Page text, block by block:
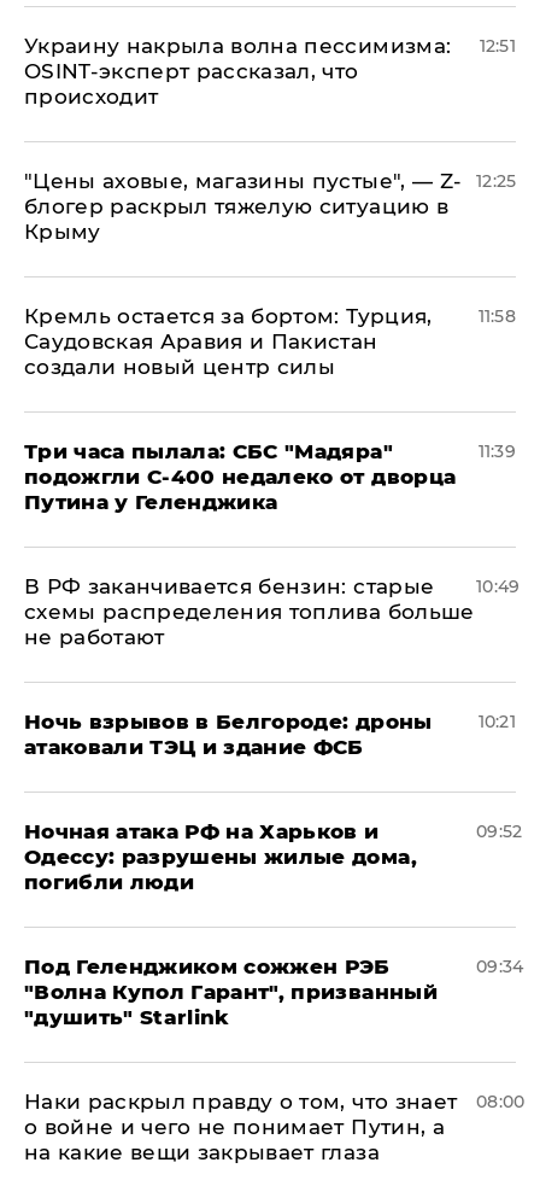
​Украину накрыла волна пессимизма:
OSINT-эксперт рассказал, что
происходит
12:51
​"Цены аховые, магазины пустые", — Z-
блогер раскрыл тяжелую ситуацию в
Крыму
12:25
​Кремль остается за бортом: Турция,
Саудовская Аравия и Пакистан
создали новый центр силы
11:58
Три часа пылала: СБС "Мадяра"
подожгли С-400 недалеко от дворца
Путина у Геленджика
11:39
​В РФ заканчивается бензин: старые
схемы распределения топлива больше
не работают
10:49
​Ночь взрывов в Белгороде: дроны
атаковали ТЭЦ и здание ФСБ
10:21
​Ночная атака РФ на Харьков и
Одессу: разрушены жилые дома,
погибли люди
09:52
Под Геленджиком сожжен РЭБ
"Волна Купол Гарант", призванный
"душить" Starlink
09:34
Наки раскрыл правду о том, что знает
о войне и чего не понимает Путин, а
на какие вещи закрывает глаза
08:00